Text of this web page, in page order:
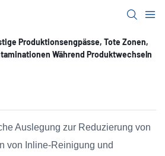
Produktionsengpässe, Tote Zonen,
Während Produktwechseln
Auslegung zur Reduzierung von
von Inline-Reinigung und